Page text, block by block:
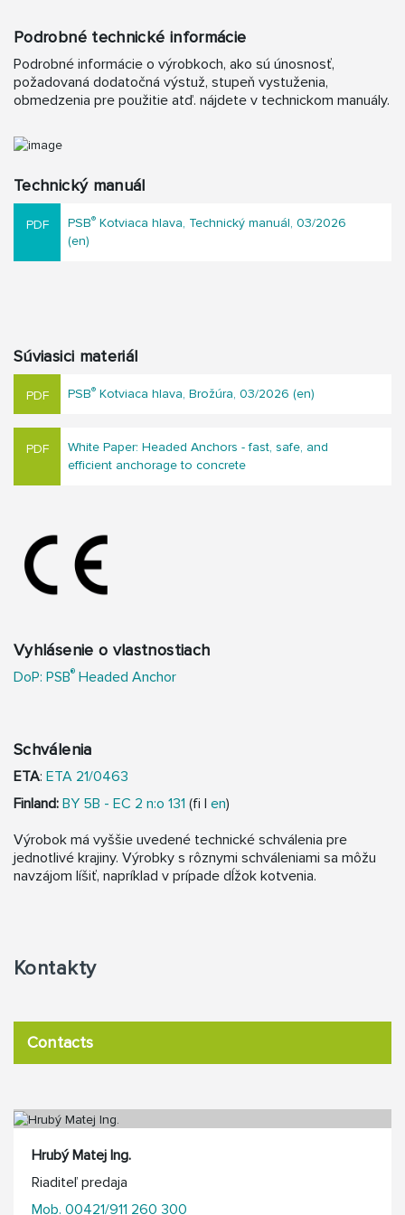
Podrobné technické informácie
Podrobné informácie o výrobkoch, ako sú únosnosť,
požadovaná dodatočná výstuž, stupeň vystuženia,
obmedzenia pre použitie atď. nájdete v technickom manuály.
Technický manuál
PSB® Kotviaca hlava, Technický manuál, 03/2026
(en)
Súviasici materiál
PSB® Kotviaca hlava, Brožúra, 03/2026 (en)
White Paper: Headed Anchors - fast, safe, and
efficient anchorage to concrete
Vyhlásenie o vlastnostiach
DoP: PSB® Headed Anchor
Schválenia
ETA: ETA 21/0463
Finland: BY 5B - EC 2 n:o 131 (fi | en)
Výrobok má vyššie uvedené technické schválenia pre
jednotlivé krajiny. Výrobky s rôznymi schváleniami sa môžu
navzájom líšiť, napríklad v prípade dĺžok kotvenia.
Kontakty
Contacts
Hrubý Matej Ing.
Riaditeľ predaja
Mob. 00421/911 260 300